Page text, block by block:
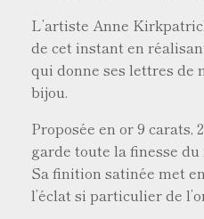
L’artiste Anne
de cet instant en
qui donne ses lettres de
bijou.
Proposée en or 9 carats,
garde toute la finesse
Sa finition satinée met
l’éclat si particulier de